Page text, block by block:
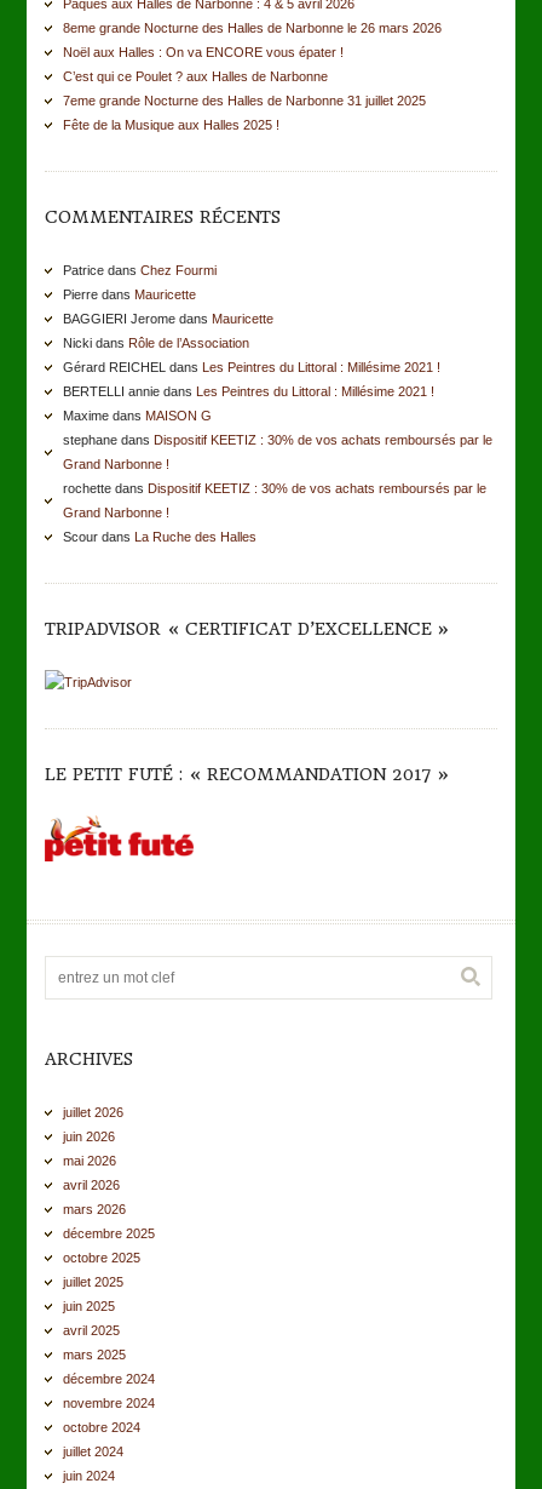
Pâques aux Halles de Narbonne : 4 & 5 avril 2026
8eme grande Nocturne des Halles de Narbonne le 26 mars 2026
Noël aux Halles : On va ENCORE vous épater !
C’est qui ce Poulet ? aux Halles de Narbonne
7eme grande Nocturne des Halles de Narbonne 31 juillet 2025
Fête de la Musique aux Halles 2025 !
COMMENTAIRES RÉCENTS
Patrice dansChez Fourmi
Pierre dans Mauricette
BAGGIERI Jerome dans Mauricette
Nicki dans Rôle de l’Association
Gérard REICHEL dans Les Peintres du Littoral : Millésime 2021 !
BERTELLI annie dans Les Peintres du Littoral : Millésime 2021 !
Maxime dans MAISON G
stephane dans Dispositif KEETIZ : 30% de vos achats remboursés par le
Grand Narbonne !
rochette dans Dispositif KEETIZ : 30% de vos achats remboursés par le
Grand Narbonne !
Scour dans La Ruche des Halles
TRIPADVISOR « CERTIFICAT D’EXCELLENCE »
LE PETIT FUTÉ : « RECOMMANDATION 2017 »
ARCHIVES
juillet 2026
juin 2026
mai 2026
avril 2026
mars 2026
décembre 2025
octobre 2025
juillet 2025
juin 2025
avril 2025
mars 2025
décembre 2024
novembre 2024
octobre 2024
juillet 2024
juin 2024